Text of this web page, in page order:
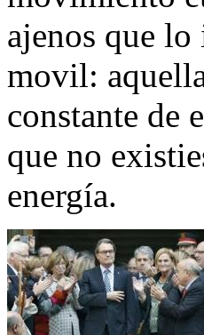
ajenos que
movil:
constante de
que no
energía.